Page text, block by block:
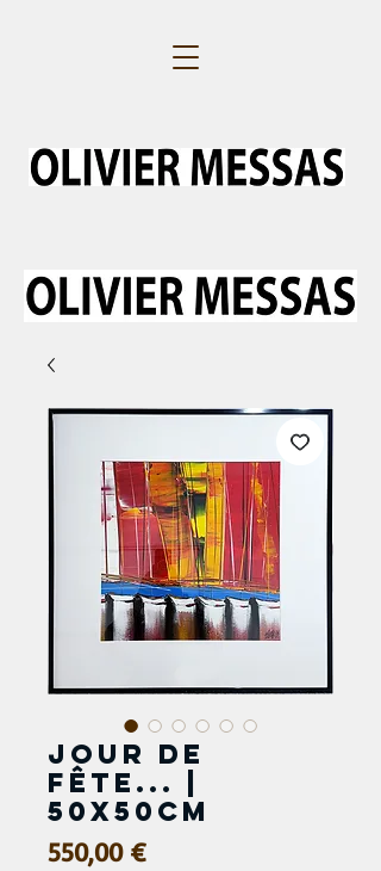
Jour de
fête... |
50x50cm
550,00 €Prix